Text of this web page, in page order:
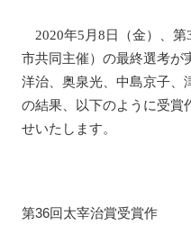
2020年5月8日（金）、第
市共同主催）の最終選考が
洋治、奥泉光、中島京子、
の結果 、以下のように受
せいたします。
第36回太宰治賞受賞作